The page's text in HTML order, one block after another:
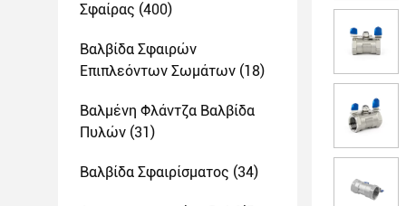
Σφαίρας (400)
Βαλβίδα Σφαιρών
Επιπλεόντων Σωμάτων (18)
Βαλμένη Φλάντζα Βαλβίδα
Πυλών (31)
Βαλβίδα Σφαιρίσματος (34)